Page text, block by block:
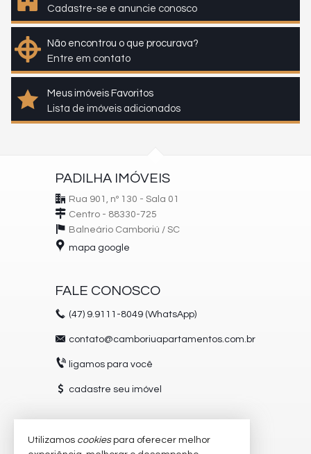
Cadastre-se e anuncie conosco
Não encontrou o que procurava?
Entre em contato
Meus imóveis Favoritos
Lista de imóveis adicionados
PADILHA IMÓVEIS
Rua 901, nº 130 - Sala 01
Centro - 88330-725
Balneário Camboriú / SC
mapa google
FALE CONOSCO
(47) 9.9111-8049 (WhatsApp)
contato@camboriuapartamentos.com.br
ligamos para você
cadastre seu imóvel
VEJA MAIS
Utilizamos cookiespara oferecer melhor